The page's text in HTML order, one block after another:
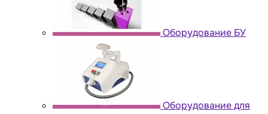
Оборудование БУ
Оборудование для